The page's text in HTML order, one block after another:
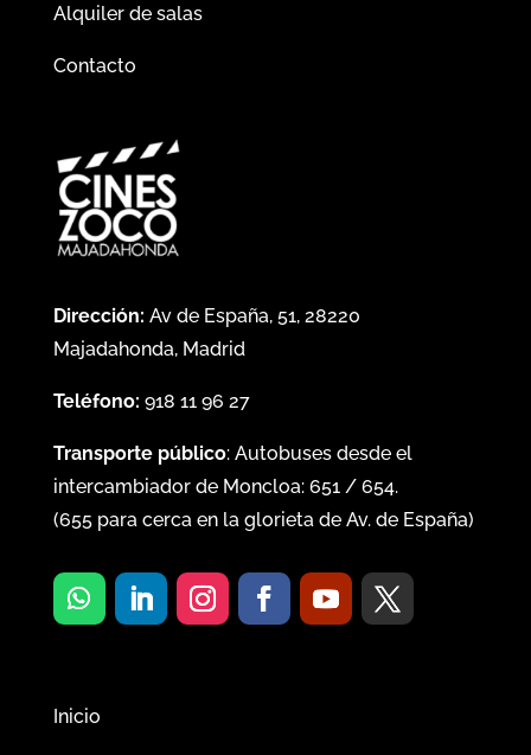
Alquiler de salas
Contacto
Dirección: Av de España, 51, 28220
Majadahonda, Madrid
Teléfono: 918 11 96 27
Transporte público: Autobuses desde el
intercambiador de Moncloa: 651/ 654.
(655para cerca en la glorieta de Av. de España)
Inicio